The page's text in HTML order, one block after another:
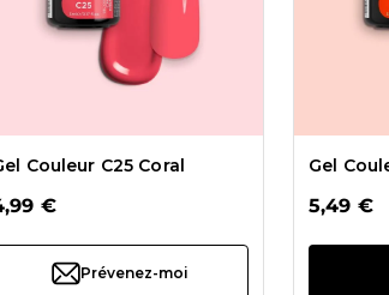
Couleur C25 Coral
€
Prévenez-moi
Gel
5,49 €